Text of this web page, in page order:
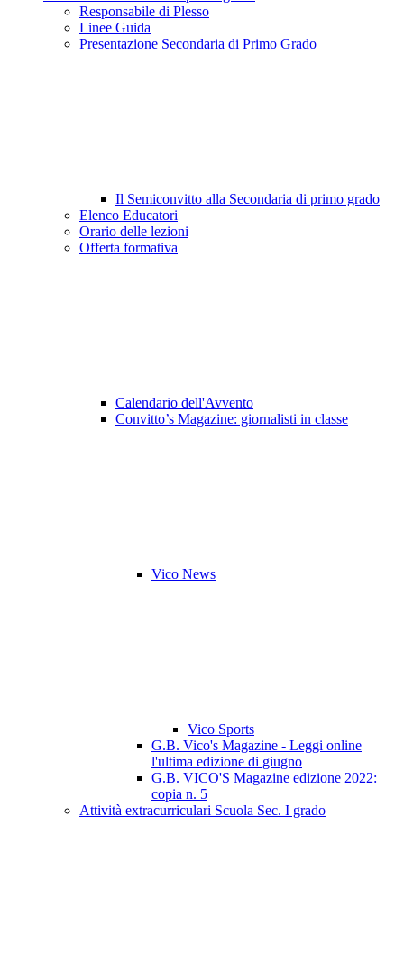
Responsabile di Plesso
Linee Guida
Presentazione Secondaria di Primo Grado
Il Semiconvitto alla Secondaria di primo grado
Elenco Educatori
Orario delle lezioni
Offerta formativa
Calendario dell'Avvento
Convitto’s Magazine: giornalisti in classe
Vico News
Vico Sports
G.B. Vico's Magazine - Leggi online
l'ultima edizione di giugno
G.B. VICO'S Magazine edizione 2022:
copia n. 5
Attività extracurriculari Scuola Sec. I grado